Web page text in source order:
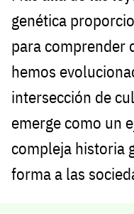
genética
para comprender
hemos
intersección de
emerge como un
compleja historia
forma a las